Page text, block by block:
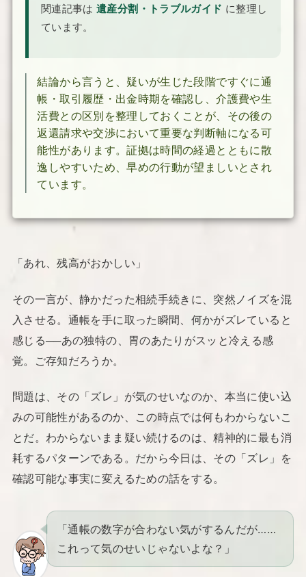
関連記事は遺産分割・トラブルガイド に整理し
ています。
結論から言うと、疑いが生じた段階ですぐに通
帳・取引履歴・出金時期を確認し、介護費や生
活費との区別を整理しておくことが、その後の
返還請求や交渉において重要な判断軸になる可
能性があります。証拠は時間の経過とともに散
逸しやすいため、早めの行動が望ましいとされ
ています。
「あれ、残高がおかしい」
その一言が、静かだった相続手続きに、突然ノイズを混
入させる。通帳を手に取った瞬間、何かがズレていると
感じる──あの独特の、胃のあたりがスッと冷える感
覚。ご存知だろうか。
問題は、その「ズレ」が気のせいなのか、本当に使い込
みの可能性があるのか、この時点では何もわからないこ
とだ。わからないまま疑い続けるのは、精神的に最も消
耗するパターンである。だから今日は、その「ズレ」を
確認可能な事実に変えるための話をする。
「通帳の数字が合わない気がするんだが……
これって気のせいじゃないよな？」